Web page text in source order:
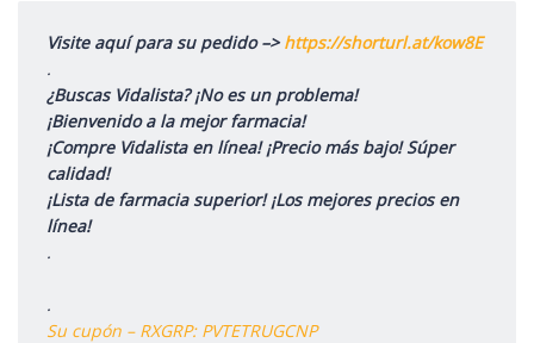
Visite aquí para su pedido –> https://shorturl.at/kow8E
.
¿Buscas Vidalista? ¡No es un problema!
¡Bienvenido a la mejor farmacia!
¡Compre Vidalista en línea! ¡Precio más bajo! Súper
calidad!
¡Lista de farmacia superior! ¡Los mejores precios en
línea!
.
.
Su cupón – RXGRP: PVTETRUGCNP